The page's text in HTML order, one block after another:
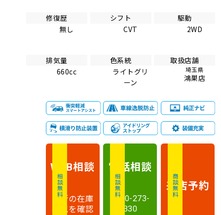
修復歴
無し
シフト
CVT
駆動
2WD
排気量
660cc
色系統
ライトグリ
ーン
取扱店舗
埼玉県
鴻巣店
相談無料
WEB相談
最新の在庫
状況を確認
相談無料
電話相談
0120-273-
330
商談無料
来店予約